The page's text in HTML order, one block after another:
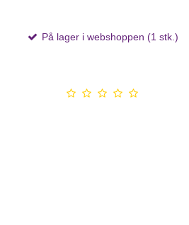
På lager i webshoppen (1 stk.)